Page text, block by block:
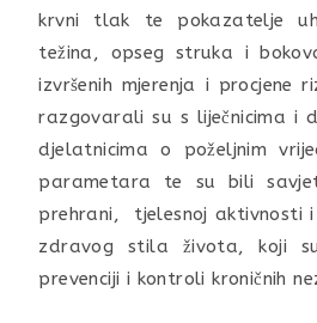
krvni tlak te pokazatelje
težina, opseg struka i
izvršenih mjerenja i procjene
razgovarali su s liječnicima i
djelatnicima o poželjnim
parametara te su bili
prehrani, tjelesnoj aktivnosti i
zdravog stila života, koji
prevenciji i kontroli kroničnih